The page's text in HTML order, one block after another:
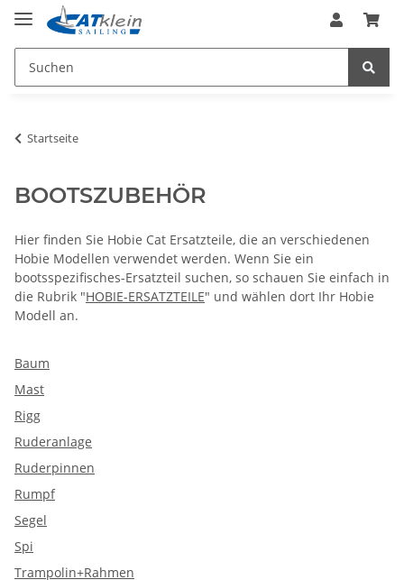
Startseite
BOOTSZUBEHÖR
Hier finden Sie Hobie Cat Ersatzteile, die an verschiedenen
Hobie Modellen verwendet werden. Wenn Sie ein
bootsspezifisches-Ersatzteil suchen, so schauen Sie einfach in
die Rubrik "HOBIE-ERSATZTEILE" und wählen dort Ihr Hobie
Modell an.
Baum
Mast
Rigg
Ruderanlage
Ruderpinnen
Rumpf
Segel
Spi
Trampolin+Rahmen